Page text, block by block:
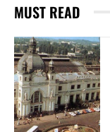
MUST READ